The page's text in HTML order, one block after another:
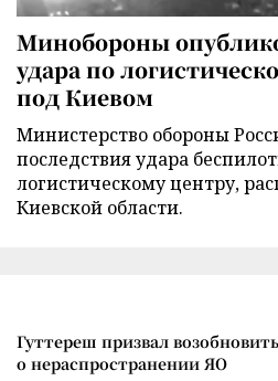
Минобороны
удара по
под Киевом
Министерство обороны
последствия удара
логистическому центру,
Киевской области.
Гуттереш призвал
о нераспространении ЯО